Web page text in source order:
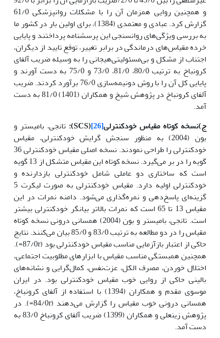
و همچنین روایی همزمان آن را با مشکلات روانپزشکی 61/0
گزارش کرد. عبادی و معتمدی (1384)، برای اولین بار در کشور ما
به بررسی ویژگی‌های روانسنجی این پرسشنامه پرداختند و پایایی
خرده مقیاس‌های درماندگی در برابر تغییر، توقع تایید از دیگران،
اجتناب از مشکل و بی‌مسئولیتی‌هیجانی را به وسیله ضریب آلفای
کرونباخ به ترتیب 80/0، 81/0، 73/0 و 75/0 به دست آورند و
پایایی کل آن را با روش دونیمه‌سازی 76/0 برآورد کردند. ضریب
آلفای کرونباخ در پژوهش شیخ و همکاران (1401) 81/0 به دست
آمد.
ج)نسخه کوتاه مقیاس خودکنترلی[26]
(
SCS
): تانجی، بامیستر و
بون (2004) به منظور سنجش گرایش خودکنترلی، مقیاس
خودکنترلی را طراحی نمودند. نسخه اصلی مقیاس خودکنترلی 36
گویه را در بر می‌گیرد. نسخه کوتاه این مقیاس متشکل از 13 گویه
است که ساختاری دو عاملی شامل خودکنترلی بازدارنده و
خودکنترلی اولیه دارد. مقیاس خودکنترلی به صورت لیکرت 5
گزینه‌ای پاسخ‌دهی و نمره‌گذاری می‌شود. دامنه نمرات در این
مقیاس 13 تا 65 است که نمرات بالاتر بیانگر خودکنترلی بیشتر
است. تانجی، بامیستر و بون (2004) همسانی درونی نسخه کوتاه
مقیاس را در دو مطالعه به ترتیب 83/0 و 85/0 بیان می‌کنند. نتایج
حاکی از اعتبار بازآزمایی مناسب مقیاس خودکنترلی بود (87/0r=).
همچنین همبستگی مناسب مقیاس با ابزارهای مطلوبیت اجتماعی،
اختلال خوردن، مصرف الکل، عزت‌نفس، کمال‌گرایی و نشانه‌های
بالینی حاکی از روایی خوب مقیاس خودکنترلی بود. در ایران
موسوی مقدم و همکاران (1394) با استفاده از آلفای کرونباخ،
همسانی درونی خوب مقیاس را گزارش می‌دهند (84/0r=). در
پژوهش زینعلی و همکاران (1399) ضریب آلفای کرونباخ 83/0 به
دست آمد.